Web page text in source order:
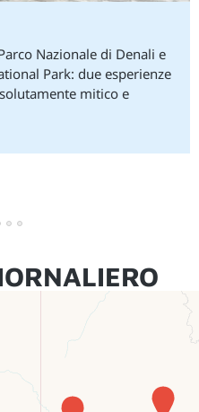
Nazionale di Denali e
Park: due esperienze
mitico e